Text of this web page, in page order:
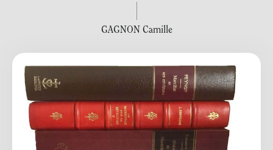
GAGNON Camille